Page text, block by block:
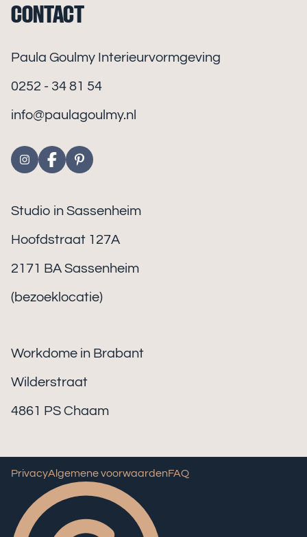
CONTACT
Paula Goulmy Interieurvormgeving
0252 - 34 81 54
info@paulagoulmy.nl
Studio in Sassenheim
Hoofdstraat 127A
2171 BA Sassenheim
(bezoeklocatie)
Workdome in Brabant
Wilderstraat
4861 PS Chaam
PrivacyAlgemene voorwaardenFAQ